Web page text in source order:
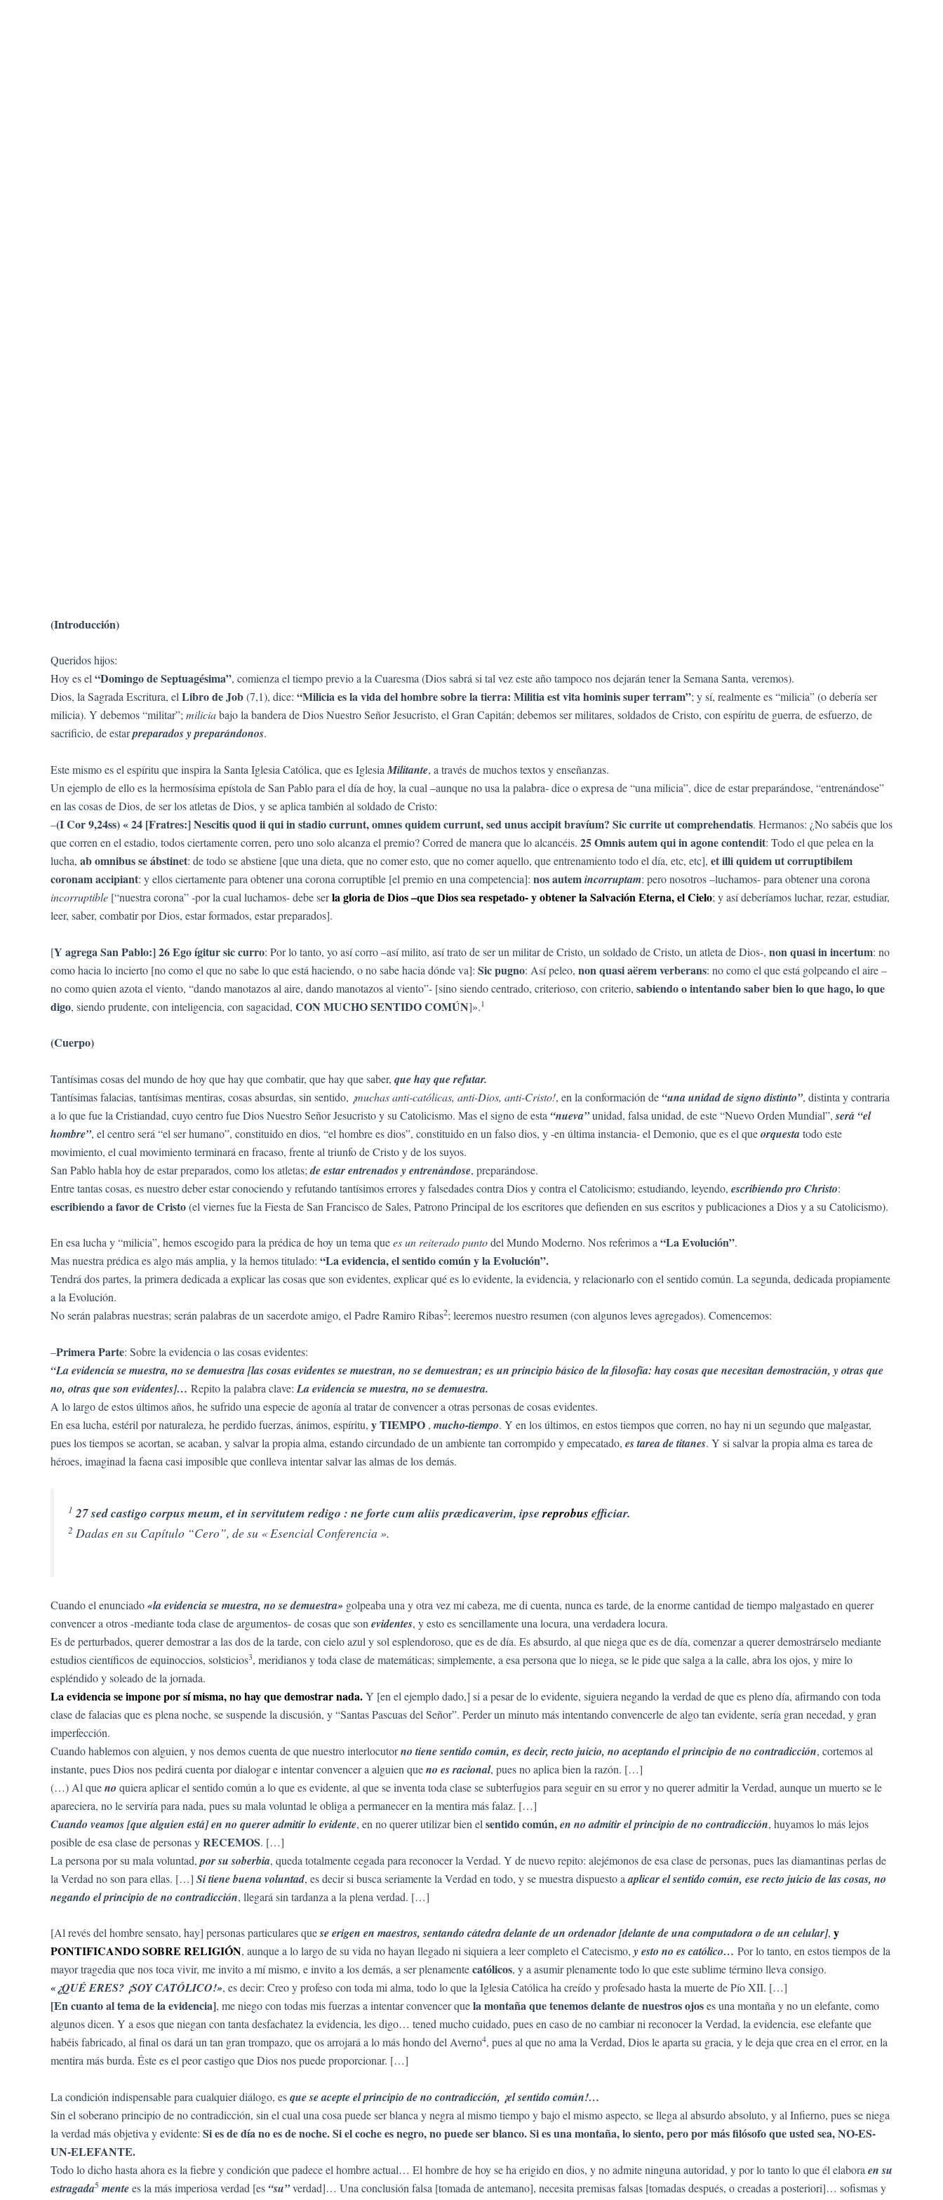
(Introducción)
Queridos hijos:
Hoy es el“Domingo de Septuagésima”, comienza el tiempo previo a la Cuaresma (Dios sabrá si tal vez este año tampoco nos dejarán tener la Semana Santa, veremos).
Dios, la Sagrada Escritura, elLibro de Job(7,1), dice: “Milicia es la vida del hombre sobre la tierra: Militia est vita hominis super terram”; y sí, realmente es “milicia” (o debería ser
milicia). Y debemos “militar”;miliciabajo la bandera de Dios Nuestro Señor Jesucristo, el Gran Capitán; debemos ser militares, soldados de Cristo, con espíritu de guerra, de esfuerzo, de
sacrificio, de estarpreparados y preparándonos.
Este mismo es el espíritu que inspira la Santa Iglesia Católica, que es Iglesia Militante, a través de muchos textos y enseñanzas.
Un ejemplo de ello es la hermosísima epístola de San Pablo para el día de hoy, la cual –aunque no usa la palabra- dice o expresa de “una milicia”, dice de estar preparándose, “entrenándose”
en las cosas de Dios, de ser los atletas de Dios, y se aplica también al soldado de Cristo:
–(I Cor 9,24ss) « 24 [Fratres:] Nescitis quod ii qui in stadio currunt, omnes quidem currunt, sed unus accipit bravíum? Sic currite ut comprehendatis. Hermanos: ¿No sabéis que los
que corren en el estadio, todos ciertamente corren, pero uno solo alcanza el premio? Corred de manera que lo alcancéis. 25 Omnis autem qui in agone contendit: Todo el que pelea en la
lucha, ab omnibus se ábstinet: de todo se abstiene [que una dieta, que no comer esto, que no comer aquello, que entrenamiento todo el día, etc, etc], et illi quidem ut corruptibilem
coronam accipiant: y ellos ciertamente para obtener una corona corruptible [el premio en una competencia]: nos autemincorruptam: pero nosotros –luchamos- para obtener una corona
incorruptible [“nuestra corona” -por la cual luchamos- debe serla gloria de Dios –que Dios sea respetado- y obtener la Salvación Eterna, el Cielo; y así deberíamos luchar, rezar, estudiar,
leer, saber, combatir por Dios, estar formados, estar preparados].
[Y agrega San Pablo:] 26 Ego ígitur sic curro: Por lo tanto, yo así corro –así milito, así trato de ser un militar de Cristo, un soldado de Cristo, un atleta de Dios-, non quasi in incertum: no
como hacia lo incierto [no como el que no sabe lo que está haciendo, o no sabe hacia dónde va]: Sic pugno: Así peleo, non quasi aërem verberans: no como el que está golpeando el aire –
no como quien azota el viento, “dando manotazos al aire, dando manotazos al viento”- [sino siendo centrado, criterioso, con criterio, sabiendo o intentando saber bien lo que hago, lo que
digo, siendo prudente, con inteligencia, con sagacidad, CON MUCHO SENTIDO COMÚN]».1
(Cuerpo)
Tantísimas cosas del mundo de hoy que hay que combatir, que hay que saber, que hay que refutar.
Tantísimas falacias, tantísimas mentiras, cosas absurdas, sin sentido, ¡muchas anti-católicas, anti-Dios, anti-Cristo!, en la conformación de “una unidad de signo distinto”, distinta y contraria
a lo que fue la Cristiandad, cuyo centro fue Dios Nuestro Señor Jesucristo y su Catolicismo. Mas el signo de esta “nueva”unidad, falsa unidad, de este “Nuevo Orden Mundial”,será “el
hombre”, el centro será “el ser humano”, constituido en dios, “el hombre es dios”, constituido en un falso dios, y -en última instancia- el Demonio, que es el queorquestatodo este
movimiento, el cual movimiento terminará en fracaso, frente al triunfo de Cristo y de los suyos.
San Pablo habla hoy de estar preparados, como los atletas;de estar entrenados y entrenándose, preparándose.
Entre tantas cosas, es nuestro deber estar conociendo y refutando tantísimos errores y falsedades contra Dios y contra el Catolicismo; estudiando, leyendo, escribiendo pro Christo:
escribiendo a favor de Cristo(el viernes fue la Fiesta de San Francisco de Sales, Patrono Principal de los escritores que defienden en sus escritos y publicaciones a Dios y a su Catolicismo).
En esa lucha y “milicia”, hemos escogido para la prédica de hoy un tema quees un reiterado puntodel Mundo Moderno. Nos referimos a“La Evolución”.
Mas nuestra prédica es algo más amplia, y la hemos titulado: “La evidencia, el sentido común y la Evolución”.
Tendrá dos partes, la primera dedicada a explicar las cosas que son evidentes, explicar qué es lo evidente, la evidencia, y relacionarlo con el sentido común. La segunda, dedicada propiamente
a la Evolución.
No serán palabras nuestras; serán palabras de un sacerdote amigo, el Padre Ramiro Ribas2; leeremos nuestro resumen (con algunos leves agregados). Comencemos:
–Primera Parte: Sobre la evidencia o las cosas evidentes:
“La evidencia se muestra, no se demuestra [las cosas evidentes se muestran, no se demuestran; es un principio básico de la filosofía: hay cosas que necesitan demostración, y otras que
no, otras que son evidentes]… Repito la palabra clave: La evidencia se muestra, no se demuestra.
A lo largo de estos últimos años, he sufrido una especie de agonía al tratar de convencer a otras personas de cosas evidentes.
En esa lucha, estéril por naturaleza, he perdido fuerzas, ánimos, espíritu, y TIEMPO , mucho-tiempo. Y en los últimos, en estos tiempos que corren, no hay ni un segundo que malgastar,
pues los tiempos se acortan, se acaban, y salvar la propia alma, estando circundado de un ambiente tan corrompido y empecatado, es tarea de titanes. Y si salvar la propia alma es tarea de
héroes, imaginad la faena casi imposible que conlleva intentar salvar las almas de los demás.
1 27 sed castigo corpus meum, et in servitutem redigo : ne forte cum aliis prædicaverim, ipsereprobus efficiar.
2 Dadas en su Capítulo “Cero”, de su « Esencial Conferencia ».
Cuando el enunciado«la evidencia se muestra, no se demuestra» golpeaba una y otra vez mi cabeza, me di cuenta, nunca es tarde, de la enorme cantidad de tiempo malgastado en querer
convencer a otros -mediante toda clase de argumentos- de cosas que son evidentes, y esto es sencillamente una locura, una verdadera locura.
Es de perturbados, querer demostrar a las dos de la tarde, con cielo azul y sol esplendoroso, que es de día. Es absurdo, al que niega que es de día, comenzar a querer demostrárselo mediante
estudios científicos de equinoccios, solsticios3, meridianos y toda clase de matemáticas; simplemente, a esa persona que lo niega, se le pide que salga a la calle, abra los ojos, y mire lo
espléndido y soleado de la jornada.
La evidencia se impone por sí misma, no hay que demostrar nada.Y [en el ejemplo dado,] si a pesar de lo evidente, siguiera negando la verdad de que es pleno día, afirmando con toda
clase de falacias que es plena noche, se suspende la discusión, y “Santas Pascuas del Señor”. Perder un minuto más intentando convencerle de algo tan evidente, sería gran necedad, y gran
imperfección.
Cuando hablemos con alguien, y nos demos cuenta de que nuestro interlocutorno tiene sentido común, es decir, recto juicio, no aceptando el principio de no contradicción, cortemos al
instante, pues Dios nos pedirá cuenta por dialogar e intentar convencer a alguien queno es racional, pues no aplica bien la razón. […]
(…) Al queno quiera aplicar el sentido común a lo que es evidente, al que se inventa toda clase se subterfugios para seguir en su error y no querer admitir la Verdad, aunque un muerto se le
apareciera, no le serviría para nada, pues su mala voluntad le obliga a permanecer en la mentira más falaz. […]
Cuando veamos [que alguien está] en no querer admitir lo evidente, en no querer utilizar bien el sentido común,en no admitir el principio de no contradicción, huyamos lo más lejos
posible de esa clase de personas yRECEMOS. […]
La persona por su mala voluntad, por su soberbia, queda totalmente cegada para reconocer la Verdad. Y de nuevo repito: alejémonos de esa clase de personas, pues las diamantinas perlas de
la Verdad no son para ellas. […] Si tiene buena voluntad, es decir si busca seriamente la Verdad en todo, y se muestra dispuesto aaplicar el sentido común, ese recto juicio de las cosas, no
negando el principio de no contradicción, llegará sin tardanza a la plena verdad. […]
[Al revés del hombre sensato, hay] personas particulares quese erigen en maestros, sentando cátedra delante de un ordenador [delante de una computadora o de un celular], y
PONTIFICANDO SOBRE RELIGIÓN, aunque a lo largo de su vida no hayan llegado ni siquiera a leer completo el Catecismo, y esto no es católico… Por lo tanto, en estos tiempos de la
mayor tragedia que nos toca vivir, me invito a mí mismo, e invito a los demás, a ser plenamentecatólicos, y a asumir plenamente todo lo que este sublime término lleva consigo.
«¿QUÉ ERES? ¡SOY CATÓLICO!», es decir: Creo y profeso con toda mi alma, todo lo que la Iglesia Católica ha creído y profesado hasta la muerte de Pío XII. […]
[En cuanto al tema de la evidencia], me niego con todas mis fuerzas a intentar convencer quela montaña que tenemos delante de nuestros ojoses una montaña y no un elefante, como
algunos dicen. Y a esos que niegan con tanta desfachatez la evidencia, les digo… tened mucho cuidado, pues en caso de no cambiar ni reconocer la Verdad, la evidencia, ese elefante que
habéis fabricado, al final os dará un tan gran trompazo, que os arrojará a lo más hondo del Averno4, pues al que no ama la Verdad, Dios le aparta su gracia, y le deja que crea en el error, en la
mentira más burda. Éste es el peor castigo que Dios nos puede proporcionar. […]
La condición indispensable para cualquier diálogo, esque se acepte el principio de no contradicción, ¡el sentido común!…
Sin el soberano principio de no contradicción, sin el cual una cosa puede ser blanca y negra al mismo tiempo y bajo el mismo aspecto, se llega al absurdo absoluto, y al Infierno, pues se niega
la verdad más objetiva y evidente: Si es de día no es de noche. Si el coche es negro, no puede ser blanco. Si es una montaña, lo siento, pero por más filósofo que usted sea, NO-ES-
UN-ELEFANTE.
Todo lo dicho hasta ahora es la fiebre y condición que padece el hombre actual… El hombre de hoy se ha erigido en dios, y no admite ninguna autoridad, y por lo tanto lo que él elabora en su
estragada5 mentees la más imperiosa verdad [es “su”verdad]… Una conclusión falsa [tomada de antemano], necesita premisas falsas [tomadas después, o creadas a posteriori]… sofismas y